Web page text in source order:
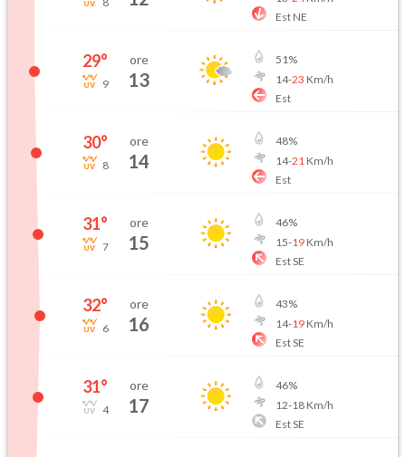
Est NE
29°
9
ore
13
51%
14-23 Km/h
Est
30°
8
ore
14
48%
14-21 Km/h
Est
31°
7
ore
15
46%
15-19Km/h
Est SE
32°
6
ore
16
43%
14-19Km/h
Est SE
31°
4
ore
17
46%
12-18Km/h
Est SE